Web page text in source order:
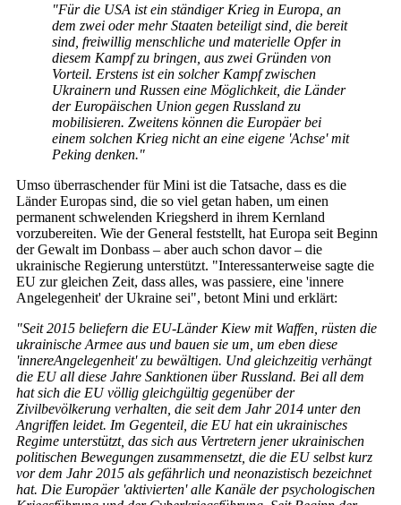
"Für die USA ist ein ständiger Krieg in Europa, an
dem zwei oder mehr Staaten beteiligt sind, die bereit
sind, freiwillig menschliche und materielle Opfer in
diesem Kampf zu bringen, aus zwei Gründen von
Vorteil. Erstens ist ein solcher Kampf zwischen
Ukrainern und Russen eine Möglichkeit, die Länder
der Europäischen Union gegen Russland zu
mobilisieren. Zweitens können die Europäer bei
einem solchen Krieg nicht an eine eigene 'Achse' mit
Peking denken."
Umso überraschender für Mini ist die Tatsache, dass es die
Länder Europas sind, die so viel getan haben, um einen
permanent schwelenden Kriegsherd in ihrem Kernland
vorzubereiten. Wie der General feststellt, hat Europa seit Beginn
der Gewalt im Donbass – aber auch schon davor – die
ukrainische Regierung unterstützt. "Interessanterweise sagte die
EU zur gleichen Zeit, dass alles, was passiere, eine 'innere
Angelegenheit' der Ukraine sei", betont Mini und erklärt:
"Seit 2015 beliefern die EU-Länder Kiew mit Waffen, rüsten die
ukrainische Armee aus und bauen sie um, um eben diese
'innereAngelegenheit' zu bewältigen. Und gleichzeitig verhängt
die EU all diese Jahre Sanktionen über Russland. Bei all dem
hat sich die EU völlig gleichgültig gegenüber der
Zivilbevölkerung verhalten, die seit dem Jahr 2014 unter den
Angriffen leidet. Im Gegenteil, die EU hat ein ukrainisches
Regime unterstützt, das sich aus Vertretern jener ukrainischen
politischen Bewegungen zusammensetzt, die die EU selbst kurz
vor dem Jahr 2015 als gefährlich und neonazistisch bezeichnet
hat. Die Europäer 'aktivierten' alle Kanäle der psychologischen